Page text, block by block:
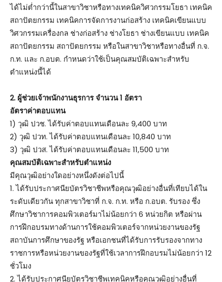
ได้ไม่ต่ำกว่านี้ในสาขาวิชาหรือทางเทคนิควิศวกรรมโยธา เทคนิค
สถาปัตยกรรม เทคนิคการจัดการงานก่อสร้าง เทคนิคเขียนแบบ
วิศวกรรมเครื่องกล ช่างก่อสร้าง ช่างโยธา ช่างเขียนแบบ เทคนิค
สถาปัตยกรรม สถาปัตยกรรม หรือในสาขาวิชาหรือทางอื่นที่ ก.จ.
ก.ท. และ ก.อบต. กำหนดว่าใช้เป็นคุณสมบัติเฉพาะสำหรับ
ตำแหน่งนี้ได้
2. ผู้ช่วยเจ้าพนักงานธุรการ จำนวน 1 อัตรา
อัตราค่าตอบแทน
1) วุฒิ ปวช. ได้รับค่าตอบแทนเดือนละ 9,400 บาท
2) วุฒิ ปวท. ได้รับค่าตอบแทนเดือนละ 10,840 บาท
3) วุฒิ ปวส. ได้รับค่าตอบแทนเดือนละ 11,500 บาท
คุณสมบัติเฉพาะสำหรับตำแหน่ง
มีคุณวุฒิอย่างใดอย่างหนึ่งดังต่อไปนี้
1. ได้รับประกาศนียบัตรวิชาชีพหรือคุณวุฒิอย่างอื่นที่เทียบได้ใน
ระดับเดียวกัน ทุกสาขาวิชาที่ ก.จ. ก.ท. หรือ ก.อบต. รับรอง ซึ่ง
ศึกษาวิชาการคอมพิวเตอร์มาไม่น้อยกว่า 6 หน่วยกิต หรือผ่าน
การฝึกอบรมทางด้านการใช้คอมพิวเตอร์จากหน่วยงานของรัฐ
สถาบันการศึกษาของรัฐ หรือเอกชนที่ได้รับการรับรองจากทาง
ราชการหรือหน่วยงานของรัฐที่ใช้เวลาการฝึกอบรมไม่น้อยกว่า 12
ชั่วโมง
2. ได้รับประกาศนียบัตรวิชาชีพเทคนิคหรือคุณวุฒิอย่างอื่นที่